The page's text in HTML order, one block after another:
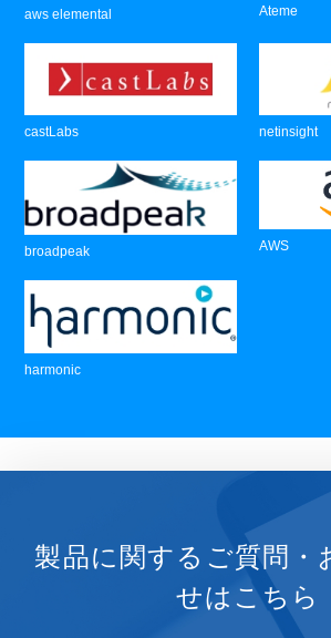
aws elemental Ateme
castLabs netinsight
broadpeak AWS
harmonic
製品に関するご質問・
せはこちら